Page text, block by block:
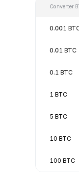
Converter
0.001
0.01 BTC
0.1 BTC
1 BTC
5 BTC
10 BTC
100 BTC